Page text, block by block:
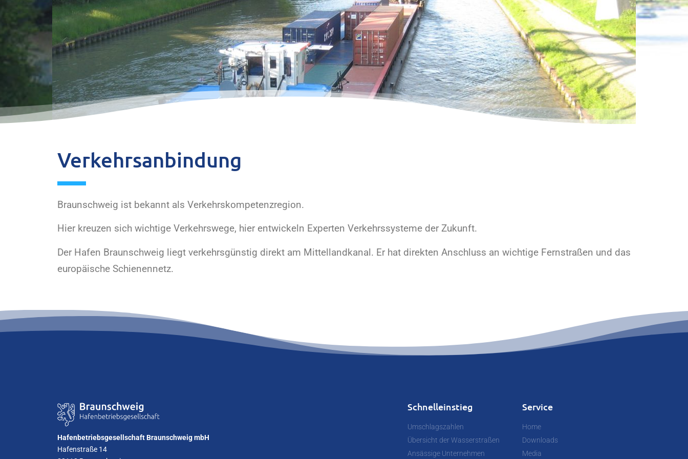
Verkehrsanbindung
Braunschweig ist bekannt als Verkehrskompetenzregion.
Hier kreuzen sich wichtige Verkehrswege, hier entwickeln Experten Verkehrssysteme der Zukunft.
Der Hafen Braunschweig liegt verkehrsgünstig direkt am Mittellandkanal. Er hat direkten Anschluss an wichtige Fernstraßen und das
europäische Schienennetz.
Hafenbetriebsgesellschaft Braunschweig mbH
Hafenstraße 14
Schnelleinstieg
Umschlagszahlen
Übersicht der Wasserstraßen
Ansässige Unternehmen
Service
Home
Downloads
Media